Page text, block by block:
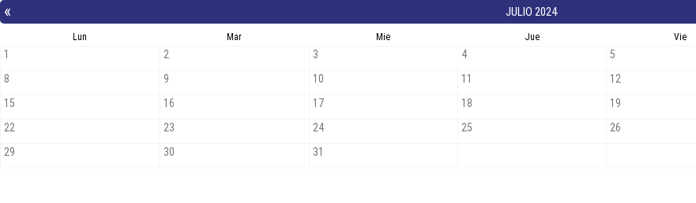
« JULIO 2024
Lun Mar Mie Jue Vie
1 2 3 4 5
8
9 10 11 12
15
16 17 18 19
22
23 24 25 26
29
30 31